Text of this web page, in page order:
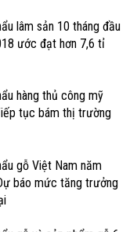
lâm sản 10 tháng đầu
ước đạt hơn 7,6 tỉ
hàng thủ công mỹ
tục bám thị trường
gỗ Việt Nam năm
báo mức tăng trưởng